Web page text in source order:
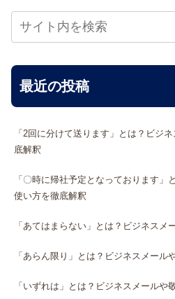
最近の投稿
「2回に分けて送ります」とは？ビジ
底解釈
「〇時に帰社予定となっております」
使い方を徹底解釈
「あてはまらない」とは？ビジネスメ
「あらん限り」とは？ビジネスメール
「いずれは」とは？ビジネスメールや